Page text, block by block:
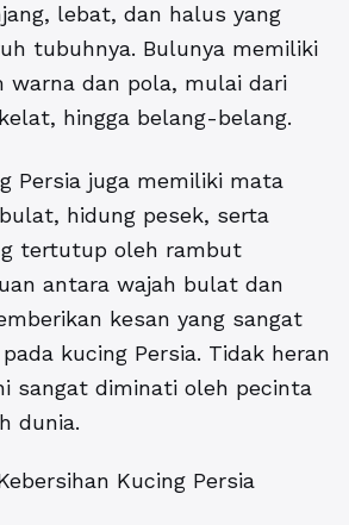
lebat, dan halus yang
tubuhnya. Bulunya memiliki
warna dan pola, mulai dari
hingga belang-belang.
Persia juga memiliki mata
hidung pesek, serta
tertutup oleh rambut
antara wajah bulat dan
kesan yang sangat
kucing Persia. Tidak heran
sangat diminati oleh pecinta
dunia.
Kucing Persia